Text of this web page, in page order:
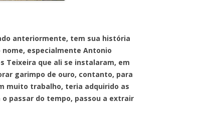
tem sua história
especialmente Antonio
Teixeira que ali se instalaram, em
garimpo de ouro, contanto, para
muito trabalho, teria adquirido as
passar do tempo, passou a extrair